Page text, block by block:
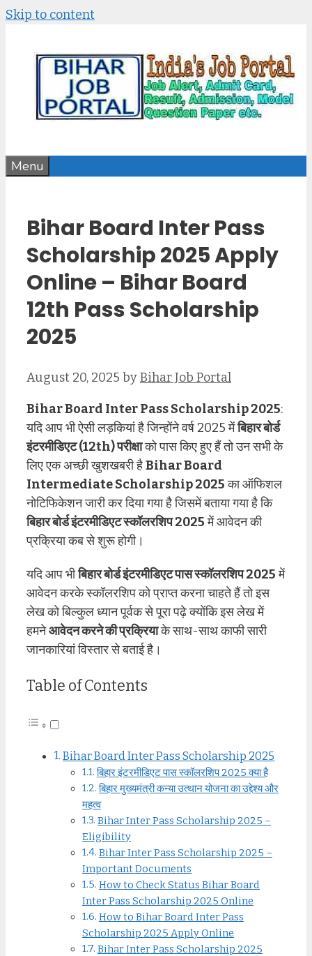
Skip to content
Menu
Bihar Board Inter Pass
Scholarship 2025 Apply
Online – Bihar Board
12th Pass Scholarship
2025
August 20, 2025 byBihar Job Portal
Bihar Board Inter Pass Scholarship 2025:
यदि आप भी ऐसी लड़कियां है जिन्होंने वर्ष 2025 मेंबिहार बोर्ड
इंटरमीडिएट (12th) परीक्षाको पास किए हुए हैं तो उन सभी के
लिए एक अच्छी खुशखबरी हैBihar Board
Intermediate Scholarship 2025का ऑफिशल
नोटिफिकेशन जारी कर दिया गया है जिसमें बताया गया है कि
बिहार बोर्ड इंटरमीडिएट स्कॉलरशिप 2025में आवेदन की
प्रक्रिया कब से शुरू होगी।
यदि आप भीबिहार बोर्ड इंटरमीडिएट पास स्कॉलरशिप 2025में
आवेदन करके स्कॉलरशिप को प्राप्त करना चाहते हैं तो इस
लेख को बिल्कुल ध्यान पूर्वक से पूरा पढ़े क्योंकि इस लेख में
हमनेआवेदन करने की प्रक्रियाके साथ-साथ काफी सारी
जानकारियां विस्तार से बताई है।
Table of Contents
Bihar Board Inter Pass Scholarship 2025
बिहार इंटरमीडिएट पास स्कॉलरशिप 2025 क्या है
बिहार मुख्यमंत्री कन्या उत्थान योजना का उद्देश्य और
महत्व
Bihar Inter Pass Scholarship 2025 –
Eligibility
Bihar Inter Pass Scholarship 2025 –
Important Documents
How to Check Status Bihar Board
Inter Pass Scholarship 2025 Online
How to Bihar Board Inter Pass
Scholarship 2025 Apply Online
Bihar Inter Pass Scholarship 2025